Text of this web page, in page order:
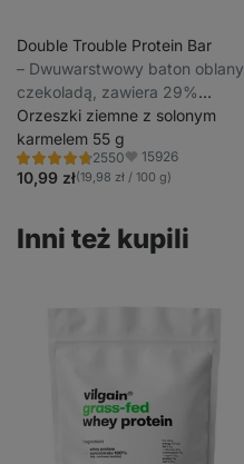
Double Trouble Protein Bar
⁠–⁠ Dwuwarstwowy baton oblany
czekoladą, zawiera 29%
wysokiej jakości białka, bez
konserwantów i barwników.
Orzeszki ziemne z solonym
karmelem 55 g
2550
Ocena
4.7/5,
2550
Ulubione
15926
10,99 zł(19,98 zł / 100 g)
Inni też kupili